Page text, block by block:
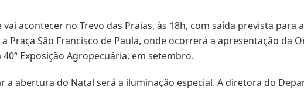
acontecer no Trevo das Praias, às 18h, com saída prevista para
Praça São Francisco de Paula, onde ocorrerá a apresentação da
Exposição Agropecuária, em setembro.
a abertura do Natal será a iluminação especial. A diretora do